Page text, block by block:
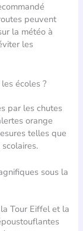
peuvent
la météo à
les
écoles ?
par les chutes
orange
telles que
sous la
Tour Eiffel et la